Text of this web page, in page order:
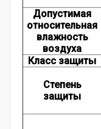
Допустимая
относительная
влажность
воздуха
Класс защиты
Степень
защиты